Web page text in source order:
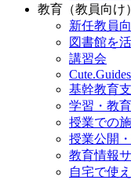
教育（教員向け）
新任教員
図書館を
講習会
Cute.Guides
基幹教育
学習・教
授業での
授業公開
教育情報
自宅で使